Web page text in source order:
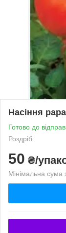
Насіння
Готово до
Роздріб
50 ₴/
Мінімальна